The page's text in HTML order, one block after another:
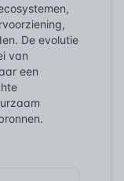
De evolutie
van
een